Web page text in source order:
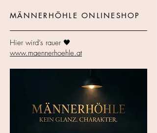
MÄNNERHÖHLE ONLINESHOP
Hier wird’s rauer 🖤
www.maennerhoehle.at